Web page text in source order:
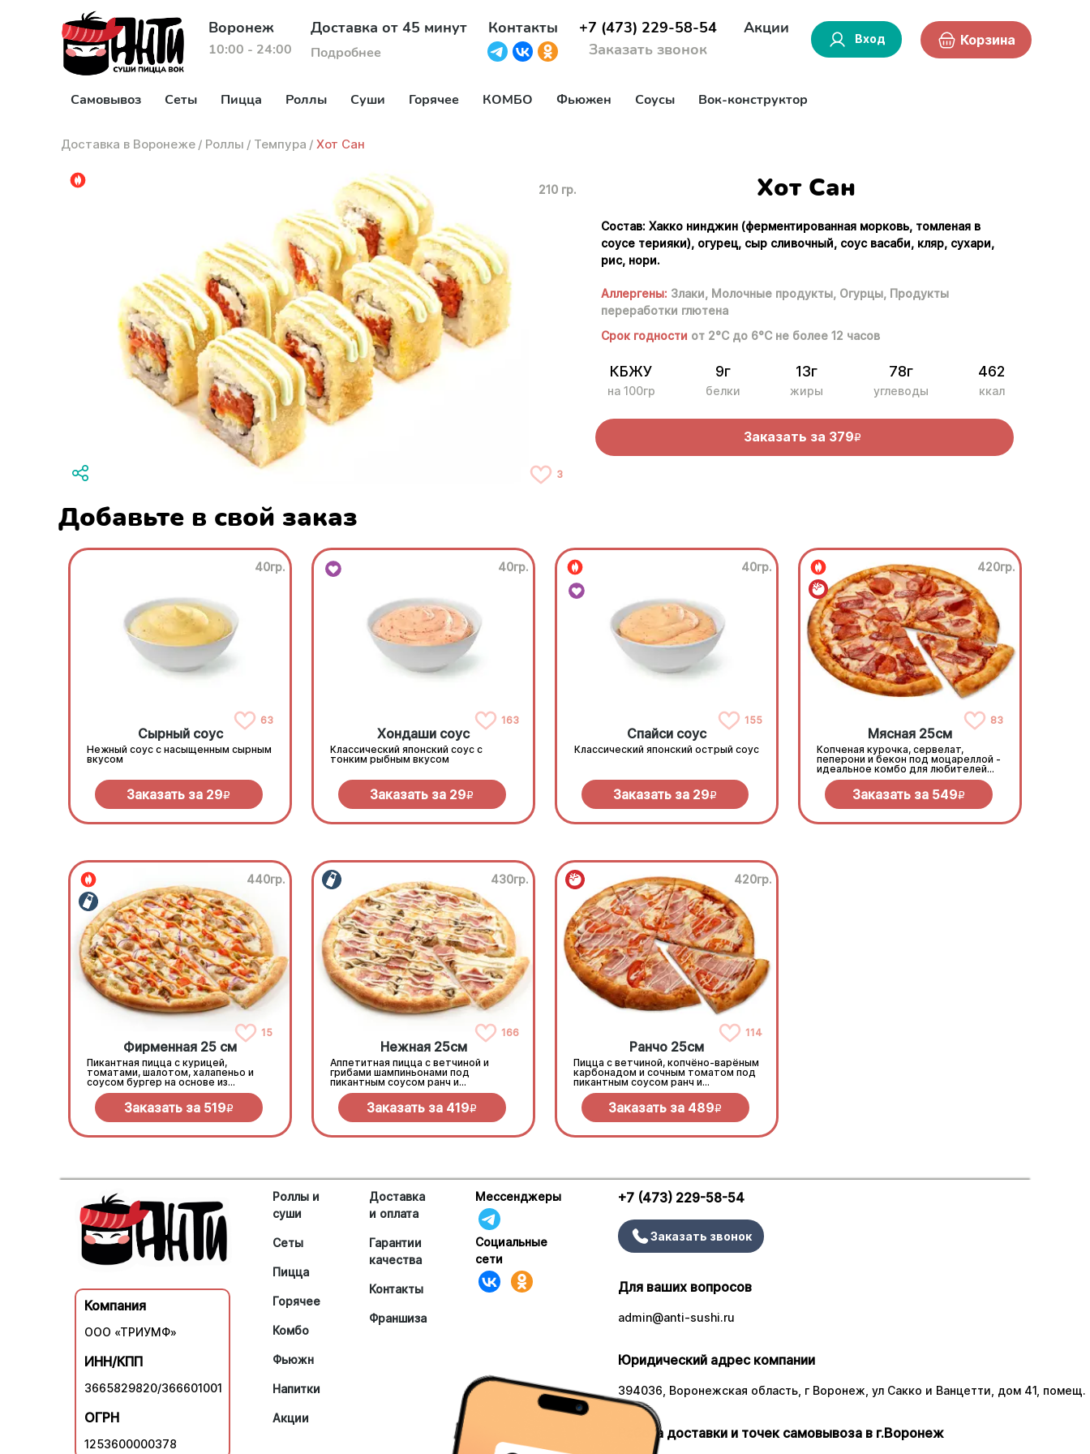
Воронеж
10:00 - 24:00
Доставка от 45 минут
Подробнее
Контакты
+7 (473) 229-58-54
Заказать звонок
Акции
Вход Корзина
Самовывоз Сеты Пицца Роллы Суши Горячее КОМБО Фьюжен Соусы Вок-конструктор
Доставка в Воронеже / Роллы / Темпура / Хот Сан
210 гр.
3
Хот Сан
Состав: Хакко нинджин (ферментированная морковь, томленая в
соусе терияки), огурец, сыр сливочный, соус васаби, кляр, сухари,
рис, нори.
Аллергены: Злаки, Молочные продукты, Огурцы, Продукты
переработки глютена
Срок годности от 2°С до 6°С не более 12 часов
КБЖУ
на 100гр
9г
белки
13г
жиры
78г
углеводы
462
ккал
Заказать за 379R
Добавьте в свой заказ
40гр.
63
Сырный соус
Нежный соус с насыщенным сырным
вкусом
Заказать за 29R
40гр.
163
Хондаши соус
Классический японский соус с
тонким рыбным вкусом
Заказать за 29R
40гр.
155
Спайси соус
Классический японский острый соус
Заказать за 29R
420гр.
83
Мясная 25см
Копченая курочка, сервелат,
пеперони и бекон под моцареллой -
идеальное комбо для любителей
всего мясного!
Заказать за 549R
440гр.
15
Фирменная 25 см
Пикантная пицца с курицей,
томатами, шалотом, халапеньо и
соусом бургер на основе из
сливочного соуса и моцареллы.
Заказать за 519R
430гр.
166
Нежная 25см
Аппетитная пицца с ветчиной и
грибами шампиньонами под
пикантным соусом ранч и
моцареллой
Заказать за 419R
420гр.
114
Ранчо 25см
Пицца с ветчиной, копчёно-варёным
карбонадом и сочным томатом под
пикантным соусом ранч и
моцареллой
Заказать за 489R
Компания
ООО «ТРИУМФ»
ИНН/КПП
3665829820/366601001
ОГРН
1253600000378
Роллы и
суши
Сеты
Пицца
Горячее
Комбо
Фьюжн
Напитки
Акции
Доставка
и оплата
Гарантии
качества
Контакты
Франшиза
Мессенджеры
Социальные
сети
+7 (473) 229-58-54
Заказать звонок
Для ваших вопросов
admin@anti-sushi.ru
Юридический адрес компании
394036, Воронежская область, г Воронеж, ул Сакко и Ванцетти, дом 41, помещ.
Работа доставки и точек самовывоза в г.Воронеж